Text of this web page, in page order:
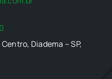
Diadema – SP,